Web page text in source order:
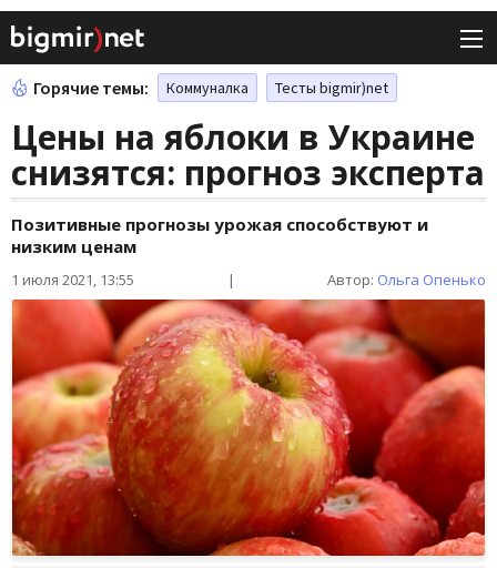
Горячие темы: Коммуналка Тесты bigmir)net
Цены на яблоки в Украине
снизятся: прогноз эксперта
Позитивные прогнозы урожая способствуют и
низким ценам
1 июля 2021, 13:55 | Автор: Ольга Опенько